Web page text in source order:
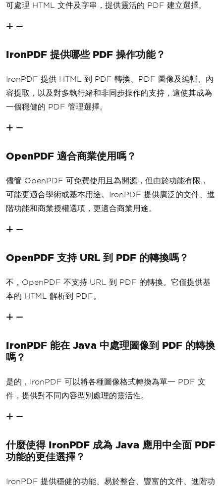
可處理 HTML 文件及字串，提供靈活的 PDF 建立選擇。
IronPDF 提供哪些 PDF 操作功能？
IronPDF 提供 HTML 到 PDF 轉換、PDF 圖像及編輯、內
容提取，以及對多執行緒和非同步操作的支持，這使其成為
一個穩健的 PDF 管理選擇。
OpenPDF 適合商業使用嗎？
儘管 OpenPDF 可免費使用且為開源，但由於功能有限，
可能更適合學術或基本用途。IronPDF 提供廣泛的文件、進
階功能和商業授權選項，更適合商業用途。
OpenPDF 支持 URL 到 PDF 的轉換嗎？
不，OpenPDF 不支持 URL 到 PDF 的轉換。它僅提供基
本的 HTML 解析到 PDF。
IronPDF 能在 Java 中處理圖像到 PDF 的轉換
嗎？
是的，IronPDF 可以將各種圖像格式轉換為單一 PDF 文
件，提供對不同內容型別處理的靈活性。
什麼使得 IronPDF 成為 Java 應用中全面 PDF
功能的更佳選擇？
IronPDF 提供穩健的功能、易於整合、豐富的文件、進階功